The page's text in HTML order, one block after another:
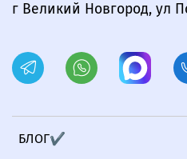
БЛОГ✔
г Великий Новгород, ул